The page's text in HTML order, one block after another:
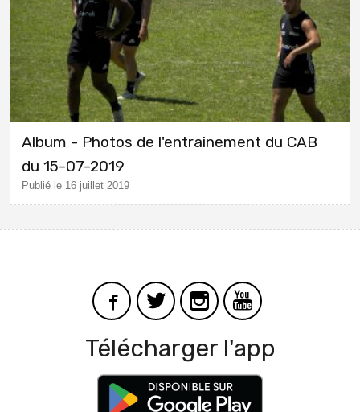
Album - Photos de l'entrainement du CAB
du 15-07-2019
Publié le 16 juillet 2019
Télécharger l'app